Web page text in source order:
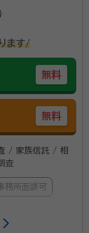
ます/
無料
無料
/ 家族信託 / 相
査
務所面談可